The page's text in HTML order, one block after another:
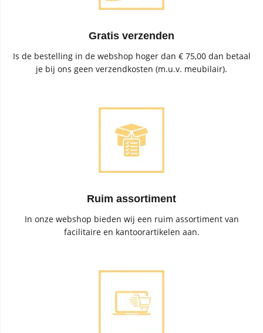
Gratis verzenden
Is de bestelling in de webshop hoger dan € 75,00 dan betaal
je bij ons geen verzendkosten (m.u.v. meubilair).
Ruim assortiment
In onze webshop bieden wij een ruim assortiment van
facilitaire en kantoorartikelen aan.